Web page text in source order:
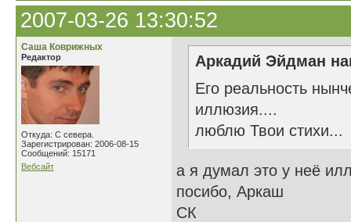
2007-03-26 13:30:52
Саша Коврижных
Редактор
Откуда: С севера.
Зарегистрирован: 2006-08-15
Сообщений: 15171
Вебсайт
Аркадий Эйдман
Его реальность
иллюзия....
люблю Твои стихи...
а я думал это у неё
посибо, Аркаш
СК